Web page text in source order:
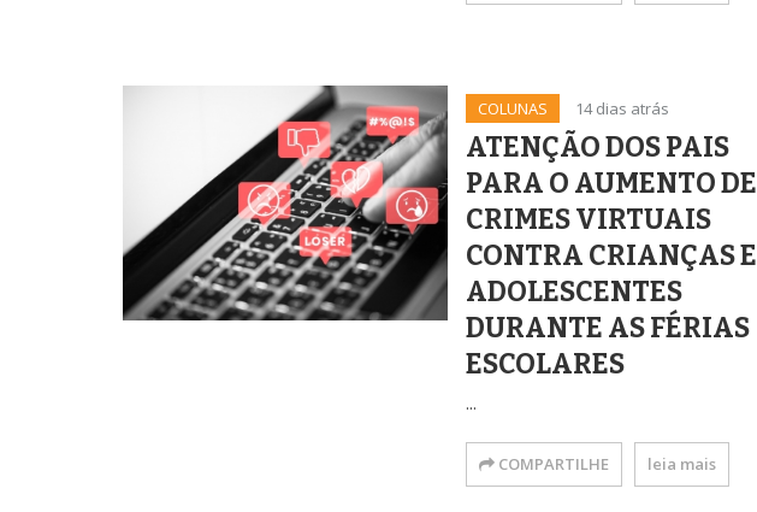
COLUNAS 14 dias atrás
ATENÇÃO DOS PAIS
PARA O AUMENTO DE
CRIMES VIRTUAIS
CONTRA CRIANÇAS E
ADOLESCENTES
DURANTE AS FÉRIAS
ESCOLARES
...
COMPARTILHE leia mais